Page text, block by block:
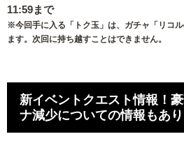
11:59まで
※今回手に入る「トク玉」は、ガチャ「リコ
ます。次回に持ち越すことはできません。
新イベントクエスト情報！
ナ減少についての情報もあり